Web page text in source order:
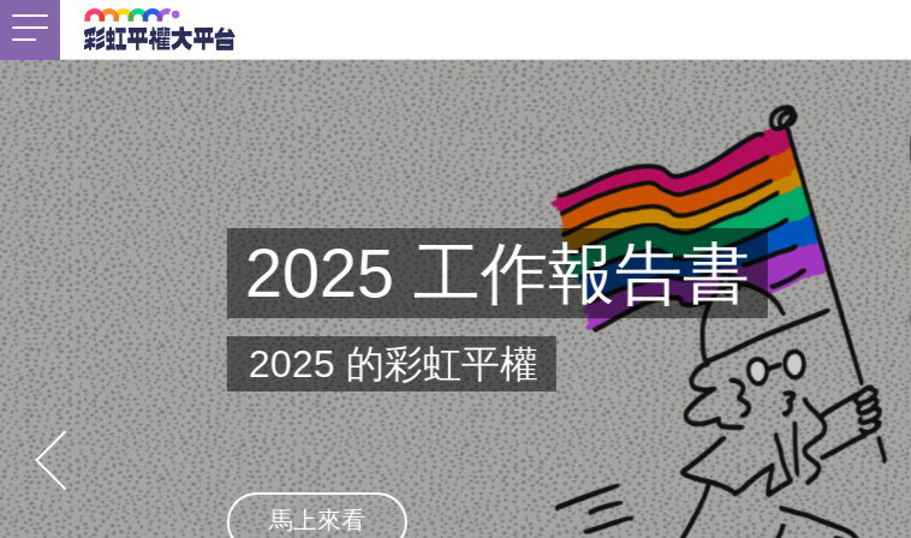
首頁
Toggle submenu (關於我們)
關於我們
最新消息
Toggle submenu (工作計畫)
工作計畫
未竟之事
Toggle submenu (友善資源)
友善資源
支持我們
Q POWER
擁抱眾生喧嘩